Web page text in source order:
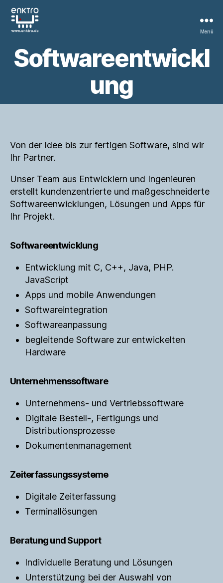
GmbH
&
Menü
Softwareentwickl
ung
Von der Idee bis zur fertigen Software, sind wir
Ihr Partner.
Unser Team aus Entwicklern und Ingenieuren
erstellt kundenzentrierte und maßgeschneiderte
Softwareenwicklungen, Lösungen und Apps für
Ihr Projekt.
Softwareentwicklung
Entwicklung mit C, C++, Java, PHP.
JavaScript
Apps und mobile Anwendungen
Softwareintegration
Softwareanpassung
begleitende Software zur entwickelten
Hardware
Unternehmenssoftware
Unternehmens- und Vertriebssoftware
Digitale Bestell-, Fertigungs und
Distributionsprozesse
Dokumentenmanagement
Zeiterfassungssysteme
Digitale Zeiterfassung
Terminallösungen
Beratung und Support
Individuelle Beratung und Lösungen
Unterstützung bei der Auswahl von